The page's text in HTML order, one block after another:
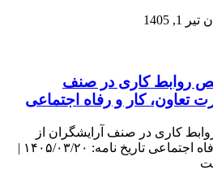
تیر 1, 1405
روابط کاری در صنف
تعاون، کار و رفاه اجتماعی
کاری در صنف آرایشگران از
سوی وزارت تعاون، کار و رفاه اجتماعی تاریخ نامه: ۱۴۰۵/۰۳/۲۰ |